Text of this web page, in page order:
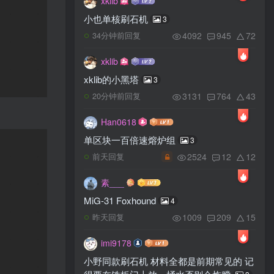
小也单核刷石机 3
34分钟前回复 4092 945 72
xklib
xklib的小黑塔 3
20分钟前回复 3131 764 43
Han0618
单区块一百倍速熔炉组 3
前天回复 2524 12 12
素___
MiG-31 Foxhound 4
昨天回复 1009 209 15
imi9178
小野同款刷石机 材料全都是前期常见的 记